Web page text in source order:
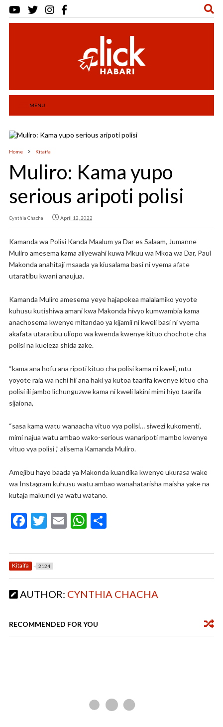
MENU
Home Kitaifa
Muliro: Kama yupo
serious aripoti polisi
Cynthia Chacha April 12, 2022
Kamanda wa Polisi Kanda Maalum ya Dar es Salaam, Jumanne
Muliro amesema kama aliyewahi kuwa Mkuu wa Mkoa wa Dar, Paul
Makonda anahitaji msaada ya kiusalama basi ni vyema afate
utaratibu kwani anaujua.
Kamanda Muliro amesema yeye hajapokea malalamiko yoyote
kuhusu kutishiwa amani kwa Makonda hivyo kumwambia kama
anachosema kwenye mitandao ya kijamii ni kweli basi ni vyema
akafata utaratibu uliopo wa kwenda kwenye kituo chochote cha
polisi na kueleza shida zake.
“kama ana hofu ana ripoti kituo cha polisi kama ni kweli, mtu
yoyote raia wa nchi hii ana haki ya kutoa taarifa kwenye kituo cha
polisi ili jambo lichunguzwe kama ni kweli lakini mimi hiyo taarifa
sijaiona,
“sasa kama watu wanaacha vituo vya polisi… siwezi kukomenti,
mimi najua watu ambao wako-serious wanaripoti mambo kwenye
vituo vya polisi ,” alisema Kamanda Muliro.
Amejibu hayo baada ya Makonda kuandika kwenye ukurasa wake
wa Instagram kuhusu watu ambao wanahatarisha maisha yake na
kutaja makundi ya watu watano.
F
e
b
o
o
T
itt
er
E
ai
W
at
A
p
S
ar
Kitaifa 2124
AUTHOR: CYNTHIA CHACHA
RECOMMENDED FOR YOU